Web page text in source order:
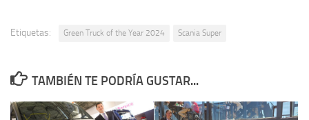
Etiquetas: Green Truck of the Year 2024 Scania Super
TAMBIÉN TE PODRÍA GUSTAR...